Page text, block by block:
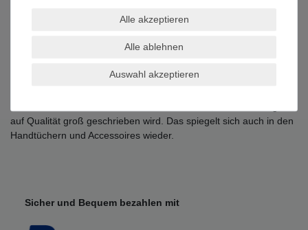
-Saunatuch / Strandtuch 80 x 200 cm
auf Qualität groß geschrieben wird. Das spiegelt sich auch in den
Handtüchern und Accessoires wieder.
Sicher und Bequem bezahlen mit
Alle akzeptieren
Alle ablehnen
Auswahl akzeptieren